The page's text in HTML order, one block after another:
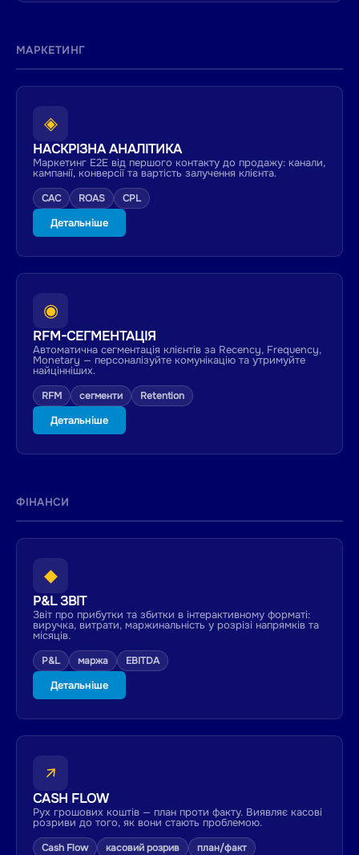
МАРКЕТИНГ
◈
НАСКРІЗНА АНАЛІТИКА
Маркетинг E2E від першого контакту до продажу: канали,
кампанії, конверсії та вартість залучення клієнта.
CAC ROAS CPL
Детальніше
◉
RFM-СЕГМЕНТАЦІЯ
Автоматична сегментація клієнтів за Recency, Frequency,
Monetary — персоналізуйте комунікацію та утримуйте
найцінніших.
RFM сегменти Retention
Детальніше
ФІНАНСИ
◆
P&L ЗВІТ
Звіт про прибутки та збитки в інтерактивному форматі:
виручка, витрати, маржинальність у розрізі напрямків та
місяців.
P&L маржа EBITDA
Детальніше
↗
CASH FLOW
Рух грошових коштів — план проти факту. Виявляє касові
розриви до того, як вони стають проблемою.
Cash Flow касовий розрив план/факт